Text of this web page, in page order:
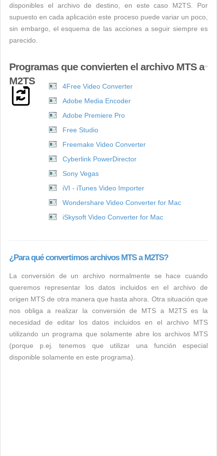
disponibles el archivo de destino, en este caso M2TS. Por
supuesto en cada aplicación este proceso puede variar un poco,
sin embargo, el esquema de las acciones a seguir siempre es
parecido.
Programas que convierten el archivo MTS a
M2TS
4Free Video Converter
Adobe Media Encoder
Adobe Premiere Pro
Free Studio
Freemake Video Converter
Cyberlink PowerDirector
Sony Vegas
iVI - iTunes Video Importer
Wondershare Video Converter for Mac
iSkysoft Video Converter for Mac
¿Para qué convertimos archivos MTS a M2TS?
La conversión de un archivo normalmente se hace cuando
queremos representar los datos incluidos en el archivo de
origen MTS de otra manera que hasta ahora. Otra situación que
nos obliga a realizar la conversión de MTS a M2TS es la
necesidad de editar los datos incluidos en el archivo MTS
utilizando un programa que solamente abre los archivos MTS
(porque p.ej. tenemos que utilizar una función especial
disponible solamente en este programa).